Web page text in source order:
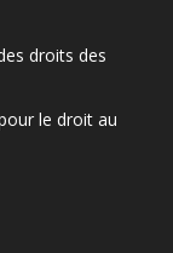
droits des
le droit au